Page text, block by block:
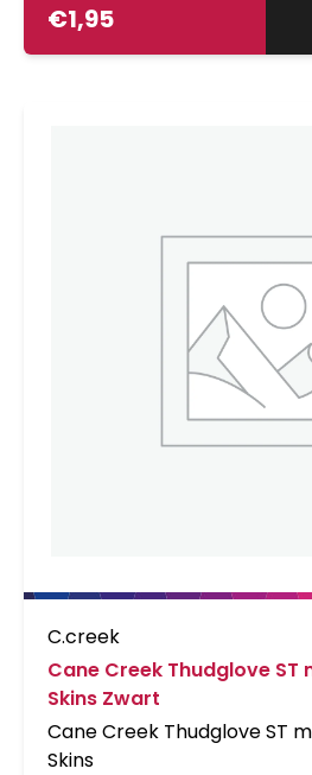
€1,95
C.creek
Cane Creek Thudglove ST
Skins Zwart
Cane Creek Thudglove ST
Skins